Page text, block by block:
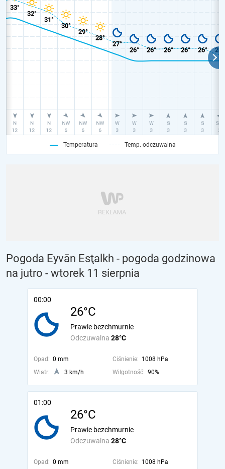
Temperatura Temp. odczuwalna
Pogoda Eyvān Esţalkh - pogoda godzinowa
na jutro - wtorek 11 sierpnia
00:00
26°C
Odczuwalna 28°C
Prawie bezchmurnie
Opad: 0 mm Ciśnienie: 1008 hPa
Wiatr:
3 km/h Wilgotność: 90%
01:00
26°C
Odczuwalna 28°C
Prawie bezchmurnie
Opad: 0 mm Ciśnienie: 1008 hPa